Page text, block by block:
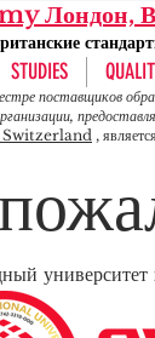
Лондон,
STUDIES
поставщиков
,